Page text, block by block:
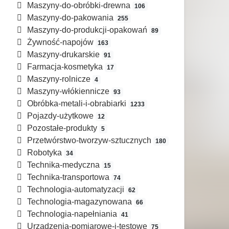
Maszyny-do-obróbki-drewna 106
Maszyny-do-pakowania 255
Maszyny-do-produkcji-opakowań 89
Żywność-napojów 163
Maszyny-drukarskie 91
Farmacja-kosmetyka 17
Maszyny-rolnicze 4
Maszyny-włókiennicze 93
Obróbka-metali-i-obrabiarki 1233
Pojazdy-użytkowe 12
Pozostałe-produkty 5
Przetwórstwo-tworzyw-sztucznych 180
Robotyka 34
Technika-medyczna 15
Technika-transportowa 74
Technologia-automatyzacji 62
Technologia-magazynowana 66
Technologia-napełniania 41
Urządzenia-pomiarowe-i-testowe 75